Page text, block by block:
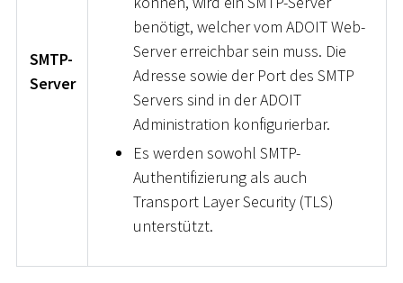
SMTP-
Server
benötigt, welcher vom ADOIT Web-
Server erreichbar sein muss. Die
Adresse sowie der Port des SMTP
Servers sind in der ADOIT
Administration konfigurierbar.
Es werden sowohl SMTP-
Authentifizierung als auch
Transport Layer Security (TLS)
unterstützt.